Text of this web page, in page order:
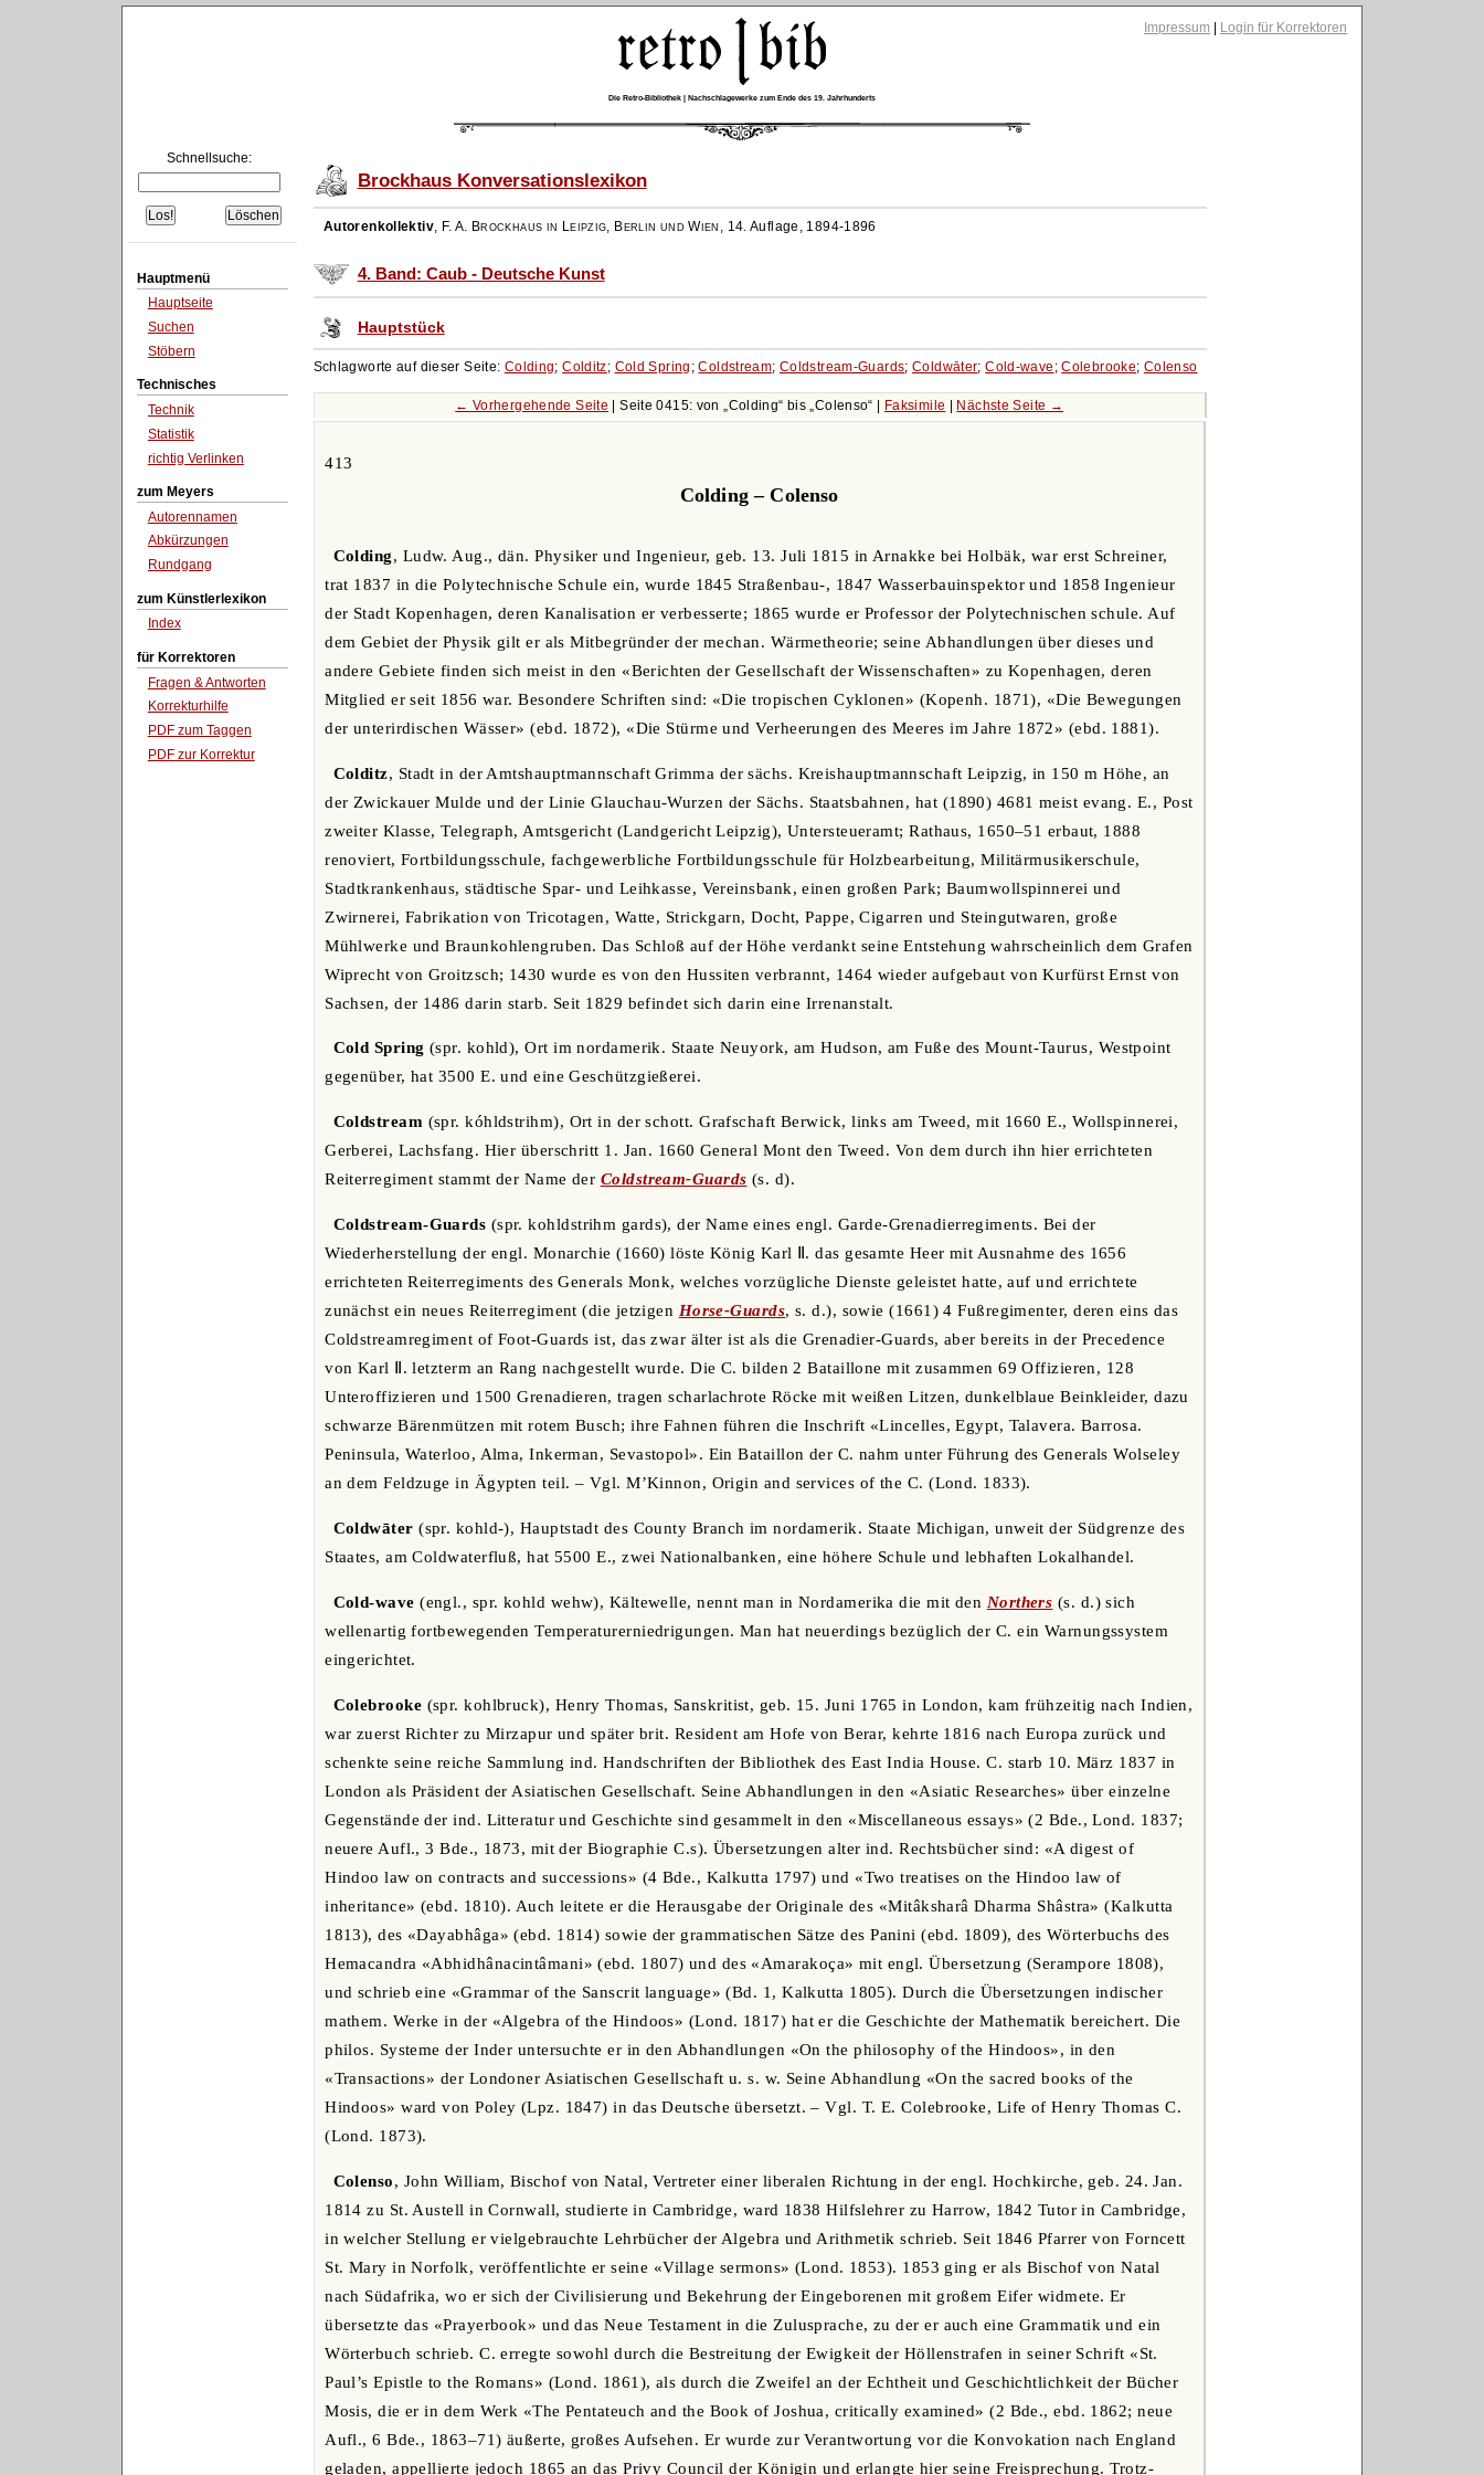
Impressum Login für Korrektoren
Die Retro-Bibliothek | Nachschlagewerke zum Ende des 19. Jahrhunderts
Schnellsuche:
Hauptmenü
Hauptseite
Suchen
Stöbern
Technisches
Technik
Statistik
richtig Verlinken
zum Meyers
Autorennamen
Abkürzungen
Rundgang
zum Künstlerlexikon
Index
für Korrektoren
Fragen & Antworten
Korrekturhilfe
PDF zum Taggen
PDF zur Korrektur
Brockhaus Konversationslexikon
Autorenkollektiv, F. A. Brockhaus in Leipzig, Berlin und Wien , 14. Auflage, 1894-1896
4. Band: Caub - Deutsche Kunst
Hauptstück
Schlagworte auf dieser Seite: Colding;Colditz; Cold Spring ;Coldstream; Coldstream-Guards;Coldwāter;Cold-wave ;Colebrooke; Colenso
← Vorhergehende Seite | Seite 0415: von Colding bis Colenso Faksimile Nächste Seite →
413
Colding – Colenso
Colding, Ludw. Aug., dän. Physiker und Ingenieur, geb. 13. Juli 1815 in Arnakke bei Holbäk, war erst Schreiner,
trat 1837 in die Polytechnische Schule ein, wurde 1845 Straßenbau-, 1847 Wasserbauinspektor und 1858 Ingenieur
der Stadt Kopenhagen, deren Kanalisation er verbesserte; 1865 wurde er Professor der Polytechnischen schule. Auf
dem Gebiet der Physik gilt er als Mitbegründer der mechan. Wärmetheorie; seine Abhandlungen über dieses und
andere Gebiete finden sich meist in den «Berichten der Gesellschaft der Wissenschaften» zu Kopenhagen, deren
Mitglied er seit 1856 war. Besondere Schriften sind: «Die tropischen Cyklonen» (Kopenh. 1871), «Die Bewegungen
der unterirdischen Wässer» (ebd. 1872), «Die Stürme und Verheerungen des Meeres im Jahre 1872» (ebd. 1881).
Colditz, Stadt in der Amtshauptmannschaft Grimma der sächs. Kreishauptmannschaft Leipzig, in 150 m Höhe, an
der Zwickauer Mulde und der Linie Glauchau-Wurzen der Sächs. Staatsbahnen, hat (1890) 4681 meist evang. E., Post
zweiter Klasse, Telegraph, Amtsgericht (Landgericht Leipzig), Untersteueramt; Rathaus, 1650‒51 erbaut, 1888
renoviert, Fortbildungsschule, fachgewerbliche Fortbildungsschule für Holzbearbeitung, Militärmusikerschule,
Stadtkrankenhaus, städtische Spar- und Leihkasse, Vereinsbank, einen großen Park; Baumwollspinnerei und
Zwirnerei, Fabrikation von Tricotagen, Watte, Strickgarn, Docht, Pappe, Cigarren und Steingutwaren, große
Mühlwerke und Braunkohlengruben. Das Schloß auf der Höhe verdankt seine Entstehung wahrscheinlich dem Grafen
Wiprecht von Groitzsch; 1430 wurde es von den Hussiten verbrannt, 1464 wieder aufgebaut von Kurfürst Ernst von
Sachsen, der 1486 darin starb. Seit 1829 befindet sich darin eine Irrenanstalt.
Cold Spring (spr. kohld), Ort im nordamerik. Staate Neuyork, am Hudson, am Fuße des Mount-Taurus, Westpoint
gegenüber, hat 3500 E. und eine Geschützgießerei.
Coldstream (spr. kóhldstrihm), Ort in der schott. Grafschaft Berwick, links am Tweed, mit 1660 E., Wollspinnerei,
Gerberei, Lachsfang. Hier überschritt 1. Jan. 1660 General Mont den Tweed. Von dem durch ihn hier errichteten
Reiterregiment stammt der Name der Coldstream-Guards (s. d).
Coldstream-Guards (spr. kohldstrihm gards), der Name eines engl. Garde-Grenadierregiments. Bei der
Wiederherstellung der engl. Monarchie (1660) löste König Karl Ⅱ. das gesamte Heer mit Ausnahme des 1656
errichteten Reiterregiments des Generals Monk, welches vorzügliche Dienste geleistet hatte, auf und errichtete
zunächst ein neues Reiterregiment (die jetzigen Horse-Guards, s. d.), sowie (1661) 4 Fußregimenter, deren eins das
Coldstreamregiment of Foot-Guards ist, das zwar älter ist als die Grenadier-Guards, aber bereits in der Precedence
von Karl Ⅱ. letzterm an Rang nachgestellt wurde. Die C. bilden 2 Bataillone mit zusammen 69 Offizieren, 128
Unteroffizieren und 1500 Grenadieren, tragen scharlachrote Röcke mit weißen Litzen, dunkelblaue Beinkleider, dazu
schwarze Bärenmützen mit rotem Busch; ihre Fahnen führen die Inschrift «Lincelles, Egypt, Talavera. Barrosa.
Peninsula, Waterloo, Alma, Inkerman, Sevastopol». Ein Bataillon der C. nahm unter Führung des Generals Wolseley
an dem Feldzuge in Ägypten teil. – Vgl. M’Kinnon, Origin and services of the C. (Lond. 1833).
Coldwāter (spr. kohld-), Hauptstadt des County Branch im nordamerik. Staate Michigan, unweit der Südgrenze des
Staates, am Coldwaterfluß, hat 5500 E., zwei Nationalbanken, eine höhere Schule und lebhaften Lokalhandel.
Cold-wave (engl., spr. kohld wehw), Kältewelle, nennt man in Nordamerika die mit den Northers (s. d.) sich
wellenartig fortbewegenden Temperaturerniedrigungen. Man hat neuerdings bezüglich der C. ein Warnungssystem
eingerichtet.
Colebrooke (spr. kohlbruck), Henry Thomas, Sanskritist, geb. 15. Juni 1765 in London, kam frühzeitig nach Indien,
war zuerst Richter zu Mirzapur und später brit. Resident am Hofe von Berar, kehrte 1816 nach Europa zurück und
schenkte seine reiche Sammlung ind. Handschriften der Bibliothek des East India House. C. starb 10. März 1837 in
London als Präsident der Asiatischen Gesellschaft. Seine Abhandlungen in den «Asiatic Researches» über einzelne
Gegenstände der ind. Litteratur und Geschichte sind gesammelt in den «Miscellaneous essays» (2 Bde., Lond. 1837;
neuere Aufl., 3 Bde., 1873, mit der Biographie C.s). Übersetzungen alter ind. Rechtsbücher sind: «A digest of
Hindoo law on contracts and successions» (4 Bde., Kalkutta 1797) und «Two treatises on the Hindoo law of
inheritance» (ebd. 1810). Auch leitete er die Herausgabe der Originale des «Mitâksharâ Dharma Shâstra» (Kalkutta
1813), des «Dayabhâga» (ebd. 1814) sowie der grammatischen Sätze des Panini (ebd. 1809), des Wörterbuchs des
Hemacandra «Abhidhânacintâmani» (ebd. 1807) und des «Amarakoça» mit engl. Übersetzung (Serampore 1808),
und schrieb eine «Grammar of the Sanscrit language» (Bd. 1, Kalkutta 1805). Durch die Übersetzungen indischer
mathem. Werke in der «Algebra of the Hindoos» (Lond. 1817) hat er die Geschichte der Mathematik bereichert. Die
philos. Systeme der Inder untersuchte er in den Abhandlungen «On the philosophy of the Hindoos», in den
«Transactions» der Londoner Asiatischen Gesellschaft u. s. w. Seine Abhandlung «On the sacred books of the
Hindoos» ward von Poley (Lpz. 1847) in das Deutsche übersetzt. – Vgl. T. E. Colebrooke, Life of Henry Thomas C.
(Lond. 1873).
Colenso, John William, Bischof von Natal, Vertreter einer liberalen Richtung in der engl. Hochkirche, geb. 24. Jan.
1814 zu St. Austell in Cornwall, studierte in Cambridge, ward 1838 Hilfslehrer zu Harrow, 1842 Tutor in Cambridge,
in welcher Stellung er vielgebrauchte Lehrbücher der Algebra und Arithmetik schrieb. Seit 1846 Pfarrer von Forncett
St. Mary in Norfolk, veröffentlichte er seine «Village sermons» (Lond. 1853). 1853 ging er als Bischof von Natal
nach Südafrika, wo er sich der Civilisierung und Bekehrung der Eingeborenen mit großem Eifer widmete. Er
übersetzte das «Prayerbook» und das Neue Testament in die Zulusprache, zu der er auch eine Grammatik und ein
Wörterbuch schrieb. C. erregte sowohl durch die Bestreitung der Ewigkeit der Höllenstrafen in seiner Schrift «St.
Paul’s Epistle to the Romans» (Lond. 1861), als durch die Zweifel an der Echtheit und Geschichtlichkeit der Bücher
Mosis, die er in dem Werk «The Pentateuch and the Book of Joshua, critically examined» (2 Bde., ebd. 1862; neue
Aufl., 6 Bde., 1863‒71) äußerte, großes Aufsehen. Er wurde zur Verantwortung vor die Konvokation nach England
geladen, appellierte jedoch 1865 an das Privy Council der Königin und erlangte hier seine Freisprechung. Trotz-